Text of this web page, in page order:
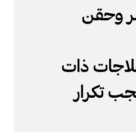
وحقن
ذات
تكرار